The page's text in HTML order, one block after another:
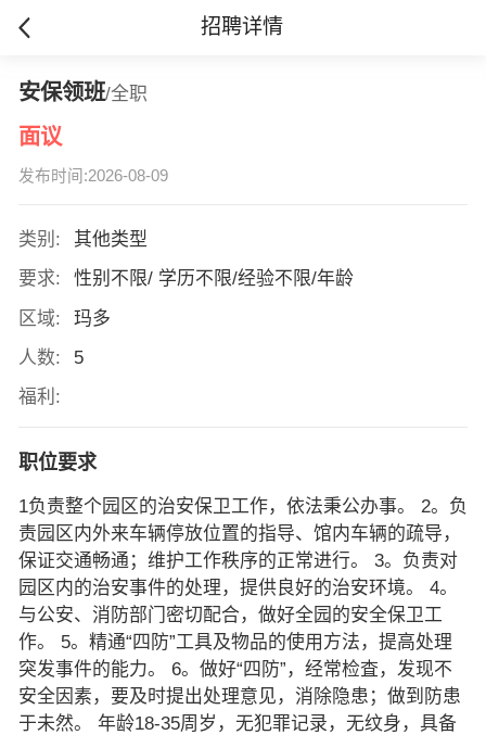
招聘详情
安保领班/全职
面议
发布时间:2026-08-09
类别:
其他类型
要求:
性别不限/ 学历不限/经验不限/年龄
区域:
玛多
人数:
5
福利:
职位要求
1负责整个园区的治安保卫工作，依法秉公办事。 2。负
责园区内外来车辆停放位置的指导、馆内车辆的疏导，
保证交通畅通；维护工作秩序的正常进行。 3。负责对
园区内的治安事件的处理，提供良好的治安环境。 4。
与公安、消防部门密切配合，做好全园的安全保卫工
作。 5。精通“四防”工具及物品的使用方法，提高处理
突发事件的能力。 6。做好“四防”，经常检査，发现不
安全因素，要及时提出处理意见，消除隐患；做到防患
于未然。 年龄18-35周岁，无犯罪记录，无纹身，具备